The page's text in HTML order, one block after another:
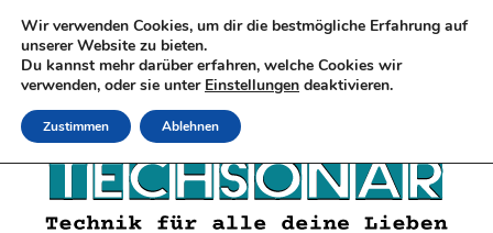
Wir verwenden Cookies, um dir die bestmögliche Erfahrung auf
unserer Website zu bieten.
Du kannst mehr darüber erfahren, welche Cookies wir
verwenden, oder sie unter Einstellungen deaktivieren.
Zustimmen Ablehnen